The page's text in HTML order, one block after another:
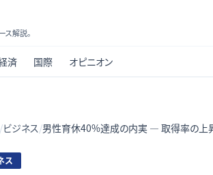
ス解説。
済 国際 オピニオン
/ビジネス/男性育休40%達成の内実 — 取得率の上
ス